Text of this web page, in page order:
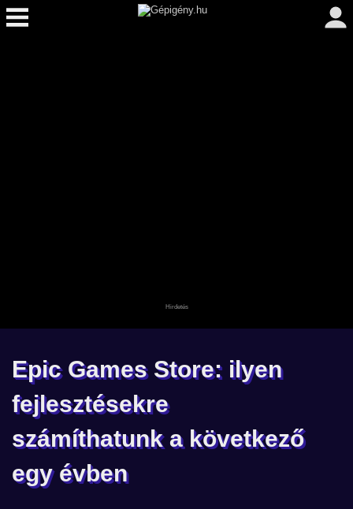
Epic Games Store: ilyen
fejlesztésekre
számíthatunk a következő
egy évben